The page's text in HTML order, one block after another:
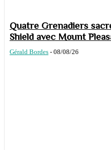
Quatre Grenadiers
Shield avec Mount
Gérald Bordes - 08/08/26